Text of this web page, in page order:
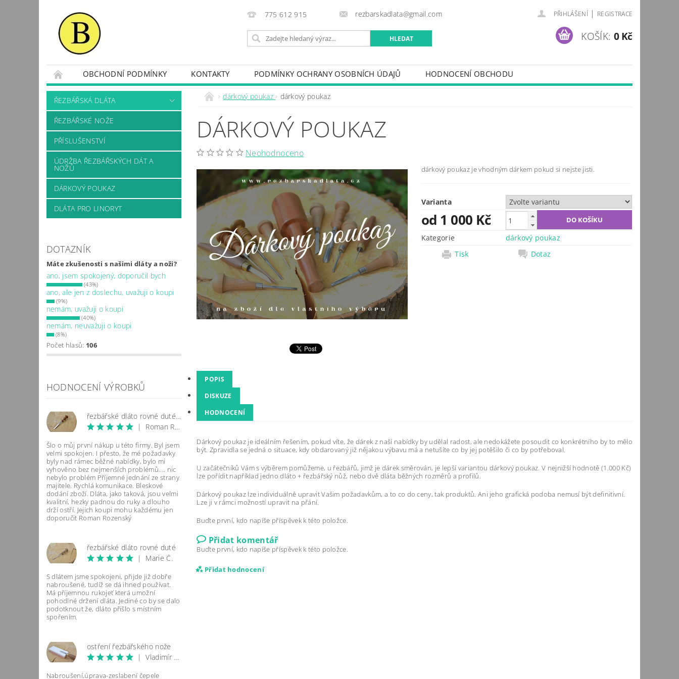
775 612 915 rezbarskadlata@gmail.com PŘIHLÁŠENÍ | REGISTRACE
KOŠÍK: 0 Kč
OBCHODNÍ PODMÍNKY KONTAKTY PODMÍNKY OCHRANY OSOBNÍCH ÚDAJŮ HODNOCENÍ OBCHODU
ŘEZBÁŘSKÁ DLÁTA
ŘEZBÁŘSKÉ NOŽE
PŘÍSLUŠENSTVÍ
ÚDRŽBA ŘEZBÁŘSKÝCH DÁT A
NOŽŮ
DÁRKOVÝ POUKAZ
DLÁTA PRO LINORYT
DOTAZNÍK
Máte zkušenosti s našimi dláty a noži?
ano, jsem spokojený, doporučil bych
(43%)
ano, ale jen z doslechu, uvažuji o koupi
(9%)
nemám, uvažuji o koupi
(40%)
nemám, neuvažuji o koupi
(8%)
Počet hlasů: 106
HODNOCENÍ VÝROBKŮ
řezbářské dláto rovné duté mělké
|
Roman Rozenský
Šlo o můj první nákup u této firmy. Byl jsem
velmi spokojen. I přesto, že mé požadavky
byly nad rámec běžné nabídky, bylo mi
vyhověno bez nejmenších problémů.... nic
nebylo problém Příjemné jednání ze strany
majitele. Rychlá komunikace. Bleskové
dodání zboží. Dláta, jako taková, jsou velmi
kvalitní, hezky padnou do ruky a dlouho
drží ostří. Jejich koupi mohu každému jen
doporučit Roman Rozenský
řezbářské dláto rovné duté
|
Marie Č.
S dlátem jsme spokojeni, přijde již dobře
nabroušené, tudíž se dá ihned používat.
Má příjemnou rukojeť která umožní
pohodlné držení dláta. Jediné co by se dalo
podotknout že, dláto přišlo s místním
spořením.
ostření řezbářského nože
|
Vladimír Komárek
Nabroušení,úprava-zeslabení čepele
dárkový poukaz dárkový poukaz
DÁRKOVÝ POUKAZ
Neohodnoceno
dárkový poukaz je vhodným dárkem pokud si nejste jisti.
Varianta
od 1 000 Kč
Kategorie
dárkový poukaz
Tisk
Dotaz
POPIS
DISKUZE
HODNOCENÍ
Dárkový poukaz je ideálním řešením, pokud víte, že dárek z naší nabídky by udělal radost, ale nedokážete posoudit co konkrétního by to mělo
být. Zpravidla se jedná o situace, kdy obdarovaný již nějakou výbavu má a netušíte co by jej potěšilo či co by potřeboval.
U začátečníků Vám s výběrem pomůžeme, u řezbářů, jimž je dárek směrován, je lepší variantou dárkový poukaz. V nejnižší hodnotě (1.000 Kč)
lze pořídit například jedno dláto + řezbářský nůž, nebo dvě dláta běžných rozměrů a profilů.
Dárkový poukaz lze individuálně upravit Vašim požadavkům, a to co do ceny, tak produktů. Ani jeho grafická podoba nemusí být definitivní.
Lze ji v rámci možností upravit na přání.
Buďte první, kdo napíše příspěvek k této položce.
Přidat komentář
Buďte první, kdo napíše příspěvek k této položce.
Přidat hodnocení